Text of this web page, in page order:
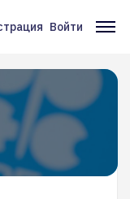
Войти